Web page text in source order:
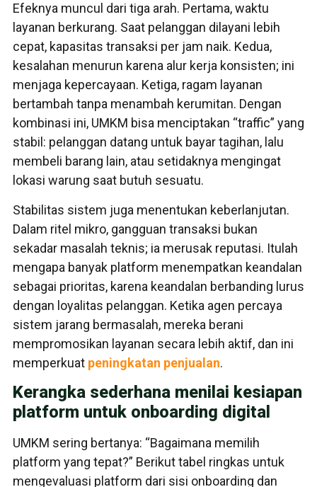
Efeknya muncul dari tiga arah. Pertama, waktu
layanan berkurang. Saat pelanggan dilayani lebih
cepat, kapasitas transaksi per jam naik. Kedua,
kesalahan menurun karena alur kerja konsisten; ini
menjaga kepercayaan. Ketiga, ragam layanan
bertambah tanpa menambah kerumitan. Dengan
kombinasi ini, UMKM bisa menciptakan “traffic” yang
stabil: pelanggan datang untuk bayar tagihan, lalu
membeli barang lain, atau setidaknya mengingat
lokasi warung saat butuh sesuatu.
Stabilitas sistem juga menentukan keberlanjutan.
Dalam ritel mikro, gangguan transaksi bukan
sekadar masalah teknis; ia merusak reputasi. Itulah
mengapa banyak platform menempatkan keandalan
sebagai prioritas, karena keandalan berbanding lurus
dengan loyalitas pelanggan. Ketika agen percaya
sistem jarang bermasalah, mereka berani
mempromosikan layanan secara lebih aktif, dan ini
memperkuat peningkatan penjualan.
Kerangka sederhana menilai kesiapan
platform untuk onboarding digital
UMKM sering bertanya: “Bagaimana memilih
platform yang tepat?” Berikut tabel ringkas untuk
mengevaluasi platform dari sisi onboarding dan